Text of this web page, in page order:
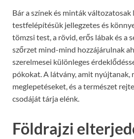
Bár a színek és minták változatosak
testfelépítésük jellegzetes és
tömzsi test, a rövid, erős lábak és a
szőrzet mind-mind hozzájárulnak
szerelmesei különleges
pókokat. A látvány, amit
meglepetéseket, és a természet
csodáját tárja elénk.
Földrajzi